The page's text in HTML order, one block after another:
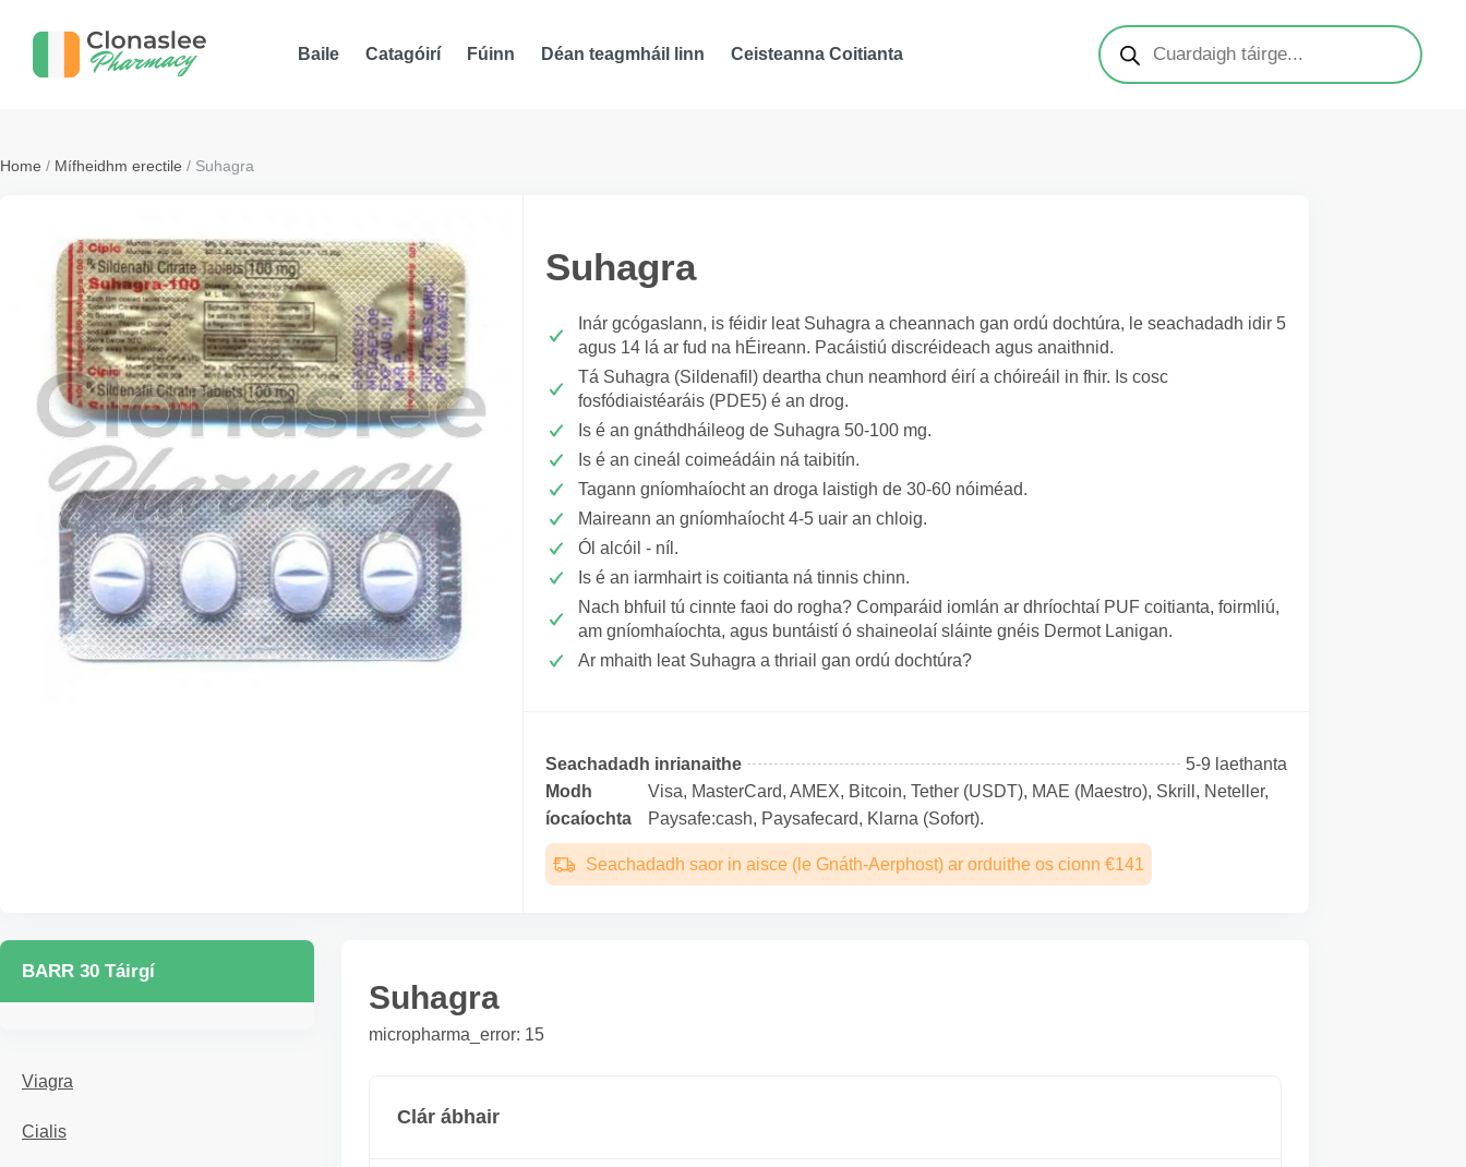
Baile Catagóirí Fúinn Déan teagmháil linn Ceisteanna Coitianta
Home / Mífheidhm erectile / Suhagra
Suhagra
Inár gcógaslann, is féidir leat Suhagra a cheannach gan ordú dochtúra, le seachadadh idir 5
agus 14 lá ar fud na hÉireann. Pacáistiú discréideach agus anaithnid.
Tá Suhagra (Sildenafil) deartha chun neamhord éirí a chóireáil in fhir. Is cosc
fosfódiaistéaráis (PDE5) é an drog.
Is é an gnáthdháileog de Suhagra 50-100 mg.
Is é an cineál coimeádáin ná taibitín.
Tagann gníomhaíocht an droga laistigh de 30-60 nóiméad.
Maireann an gníomhaíocht 4-5 uair an chloig.
Ól alcóil - níl.
Is é an iarmhairt is coitianta ná tinnis chinn.
Nach bhfuil tú cinnte faoi do rogha? Comparáid iomlán ar dhríochtaí PUF coitianta, foirmliú,
am gníomhaíochta, agus buntáistí ó shaineolaí sláinte gnéis Dermot Lanigan.
Ar mhaith leat Suhagra a thriail gan ordú dochtúra?
Seachadadh inrianaithe
5-9 laethanta
Modh
íocaíochta
Visa, MasterCard, AMEX, Bitcoin, Tether (USDТ), MAE (Maestro), Skrill, Neteller,
Paysafe:cash, Paysafecard, Klarna (Sofort).
Seachadadh saor in aisce (le Gnáth-Aerphost) ar orduithe os cionn €141
BARR 30 Táirgí
Viagra
Cialis
Suhagra
micropharma_error: 15
Clár ábhair